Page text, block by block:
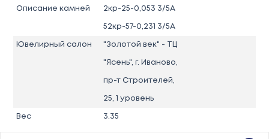
Описание камней 2кр-25-0,053 3/5А
52кр-57-0,231 3/5А
Ювелирный салон "Золотой век" - ТЦ
"Ясень", г. Иваново,
пр-т Строителей,
25, 1 уровень
Вес 3.35